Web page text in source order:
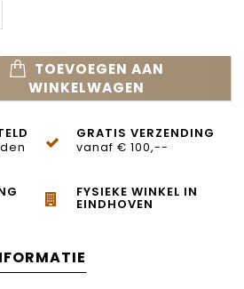
TOEVOEGEN AAN
WINKELWAGEN
GRATIS VERZENDING
vanaf € 100,--
FYSIEKE WINKEL IN
EINDHOVEN